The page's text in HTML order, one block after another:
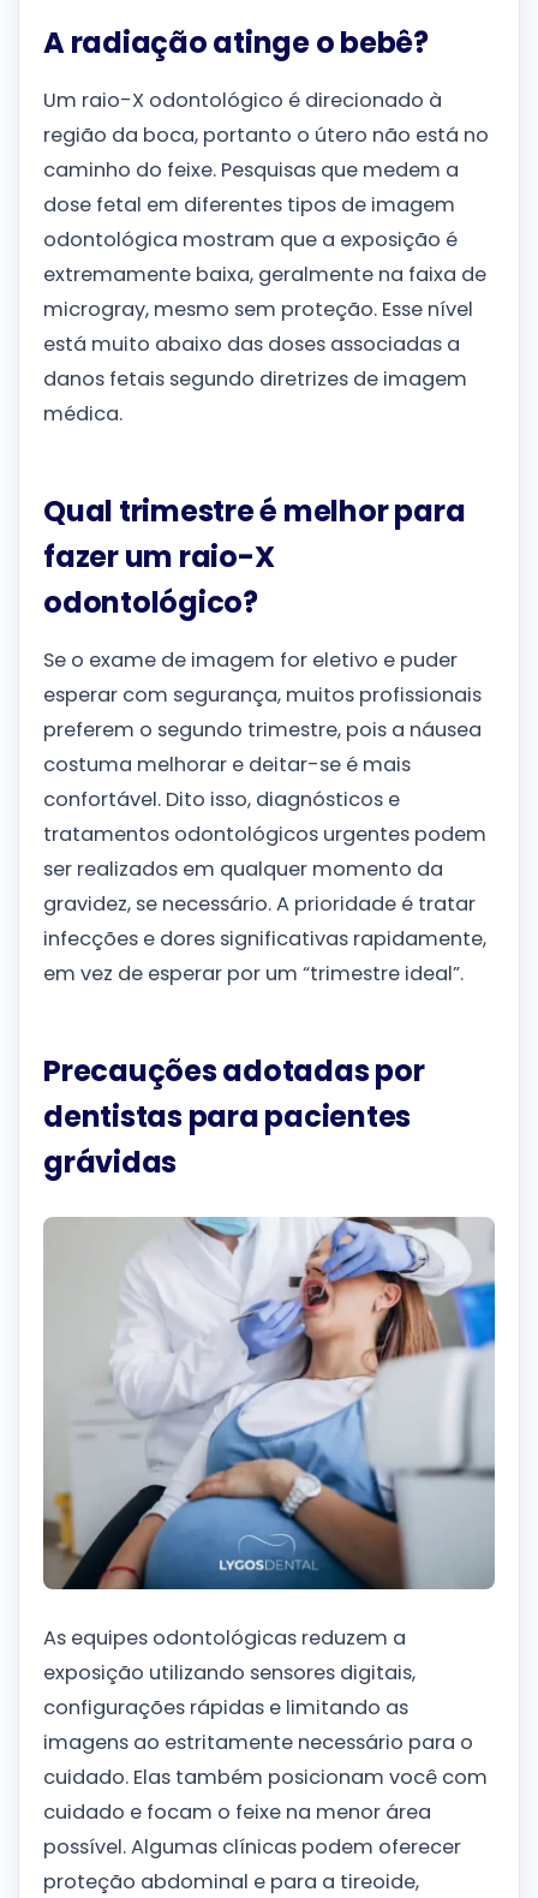
A radiação atinge o bebê?
Um raio-X odontológico é direcionado à
região da boca, portanto o útero não está no
caminho do feixe. Pesquisas que medem a
dose fetal em diferentes tipos de imagem
odontológica mostram que a exposição é
extremamente baixa, geralmente na faixa de
microgray, mesmo sem proteção. Esse nível
está muito abaixo das doses associadas a
danos fetais segundo diretrizes de imagem
médica.
Qual trimestre é melhor para
fazer um raio-X
odontológico?
Se o exame de imagem for eletivo e puder
esperar com segurança, muitos profissionais
preferem o segundo trimestre, pois a náusea
costuma melhorar e deitar-se é mais
confortável. Dito isso, diagnósticos e
tratamentos odontológicos urgentes podem
ser realizados em qualquer momento da
gravidez, se necessário. A prioridade é tratar
infecções e dores significativas rapidamente,
em vez de esperar por um “trimestre ideal”.
Precauções adotadas por
dentistas para pacientes
grávidas
As equipes odontológicas reduzem a
exposição utilizando sensores digitais,
configurações rápidas e limitando as
imagens ao estritamente necessário para o
cuidado. Elas também posicionam você com
cuidado e focam o feixe na menor área
possível. Algumas clínicas podem oferecer
proteção abdominal e para a tireoide,